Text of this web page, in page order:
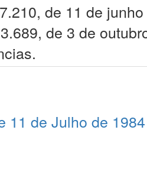
de 11 de
de 3 de
11 de Julho de 1984